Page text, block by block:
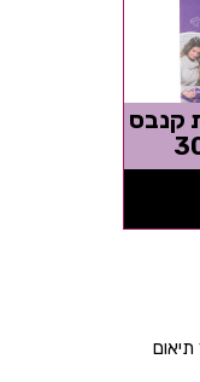
קנבס